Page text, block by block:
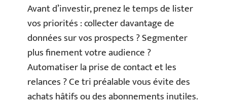
Avant d’investir, prenez le temps de lister
vos priorités : collecter davantage de
données sur vos prospects ? Segmenter
plus finement votre audience ?
Automatiser la prise de contact et les
relances ? Ce tri préalable vous évite des
achats hâtifs ou des abonnements inutiles.